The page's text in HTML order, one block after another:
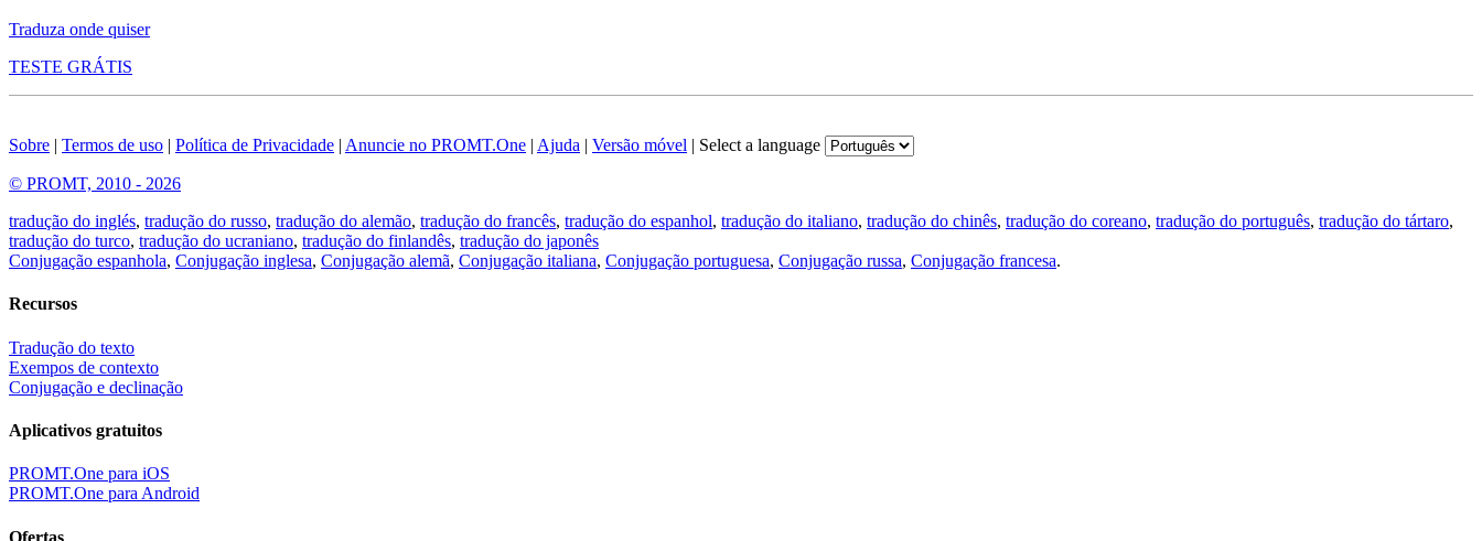
Traduza onde quiser
TESTE GRÁTIS
Sobre | Termos de uso | Política de Privacidade | Anuncie no PROMT.One | Ajuda | Versão móvel | Select a language
© PROMT, 2010 - 2026
tradução do inglés, tradução do russo, tradução do alemão, tradução do francês, tradução do espanhol, tradução do italiano, tradução do chinês, tradução do coreano, tradução do português, tradução do tártaro,
tradução do turco, tradução do ucraniano, tradução do finlandês, tradução do japonês
Conjugação espanhola, Conjugação inglesa, Conjugação alemã, Conjugação italiana, Conjugação portuguesa, Conjugação russa, Conjugação francesa.
Recursos
Tradução do texto
Exempos de contexto
Conjugação e declinação
Aplicativos gratuitos
PROMT.One para iOS
PROMT.One para Android
Ofertas